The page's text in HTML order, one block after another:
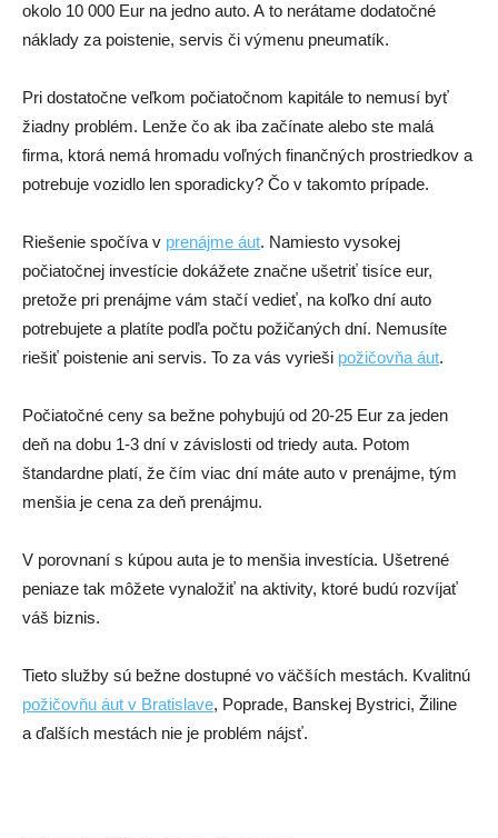
okolo 10 000 Eur na jedno auto. A to nerátame dodatočné
náklady za poistenie, servis či výmenu pneumatík.
Pri dostatočne veľkom počiatočnom kapitále to nemusí byť
žiadny problém. Lenže čo ak iba začínate alebo ste malá
firma, ktorá nemá hromadu voľných finančných prostriedkov a
potrebuje vozidlo len sporadicky? Čo v takomto prípade.
Riešenie spočíva v prenájme áut. Namiesto vysokej
počiatočnej investície dokážete značne ušetriť tisíce eur,
pretože pri prenájme vám stačí vedieť, na koľko dní auto
potrebujete a platíte podľa počtu požičaných dní. Nemusíte
riešiť poistenie ani servis. To za vás vyrieši požičovňa áut.
Počiatočné ceny sa bežne pohybujú od 20-25 Eur za jeden
deň na dobu 1-3 dní v závislosti od triedy auta. Potom
štandardne platí, že čím viac dní máte auto v prenájme, tým
menšia je cena za deň prenájmu.
V porovnaní s kúpou auta je to menšia investícia. Ušetrené
peniaze tak môžete vynaložiť na aktivity, ktoré budú rozvíjať
váš biznis.
Tieto služby sú bežne dostupné vo väčších mestách. Kvalitnú
požičovňu áut v Bratislave, Poprade, Banskej Bystrici, Žiline
a ďalších mestách nie je problém nájsť.